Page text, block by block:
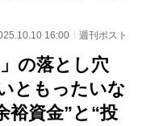
16:00 週刊ポスト
の落とし穴
ともったいな
裕資金”と“投